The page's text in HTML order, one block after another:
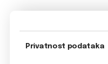
Privatnost podataka